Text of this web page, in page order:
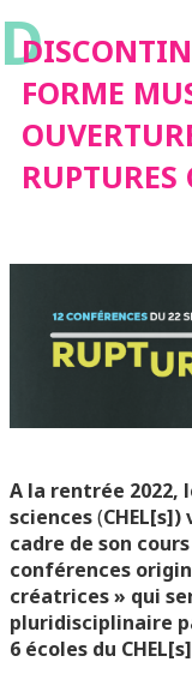
D
FORME
RUPTURES
A la rentrée 2022,
sciences(
cadre de son
conférences
créatrices » qui
pluridisciplinaire
6 écoles du